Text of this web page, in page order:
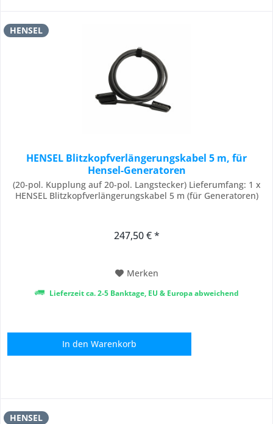
HENSEL
HENSEL Blitzkopfverlängerungskabel 5 m, für
Hensel-Generatoren
(20-pol. Kupplung auf 20-pol. Langstecker) Lieferumfang: 1 x
HENSEL Blitzkopfverlängerungskabel 5 m (für Generatoren)
247,50 € *
Merken
Lieferzeit ca. 2-5 Banktage, EU & Europa abweichend
In den Warenkorb
HENSEL